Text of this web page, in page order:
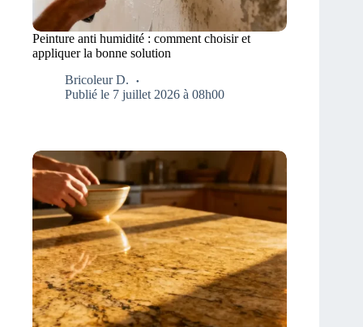
Peinture anti humidité : comment choisir et
appliquer la bonne solution
Bricoleur D.
Publié le 7 juillet 2026 à 08h00